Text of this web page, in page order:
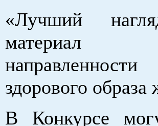
«Лучший
материал
здорового образа
В Конкурсе